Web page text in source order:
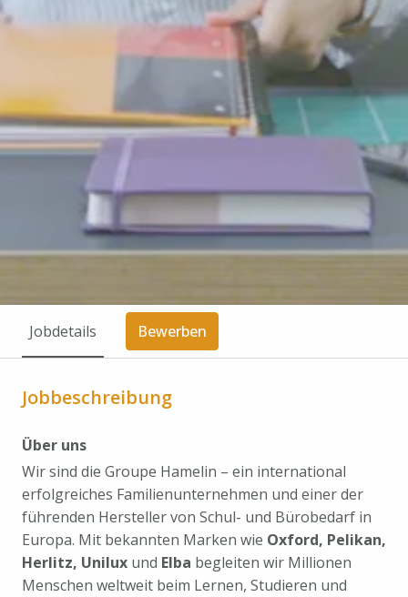
Jobdetails Bewerben
Jobbeschreibung
Über uns
Wir sind die Groupe Hamelin – ein international
erfolgreiches Familienunternehmen und einer der
führenden Hersteller von Schul- und Bürobedarf in
Europa. Mit bekannten Marken wie Oxford, Pelikan,
Herlitz, Unilux und Elba begleiten wir Millionen
Menschen weltweit beim Lernen, Studieren und